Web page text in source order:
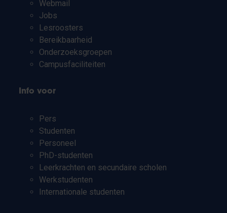
Webmail
Jobs
Lesroosters
Bereikbaarheid
Onderzoeksgroepen
Campusfaciliteiten
Info voor
Pers
Studenten
Personeel
PhD-studenten
Leerkrachten en secundaire scholen
Werkstudenten
Internationale studenten